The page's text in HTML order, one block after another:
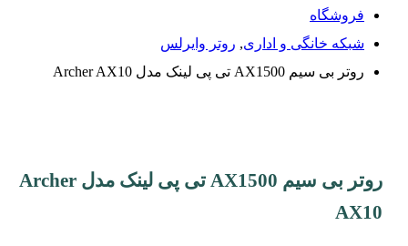
فروشگاه
شبکه خانگی و اداری, روتر وایرلس
روتر بی سیم AX1500 تی پی لینک مدل Archer AX10
روتر بی سیم AX1500 تی پی لینک مدل Archer
AX10